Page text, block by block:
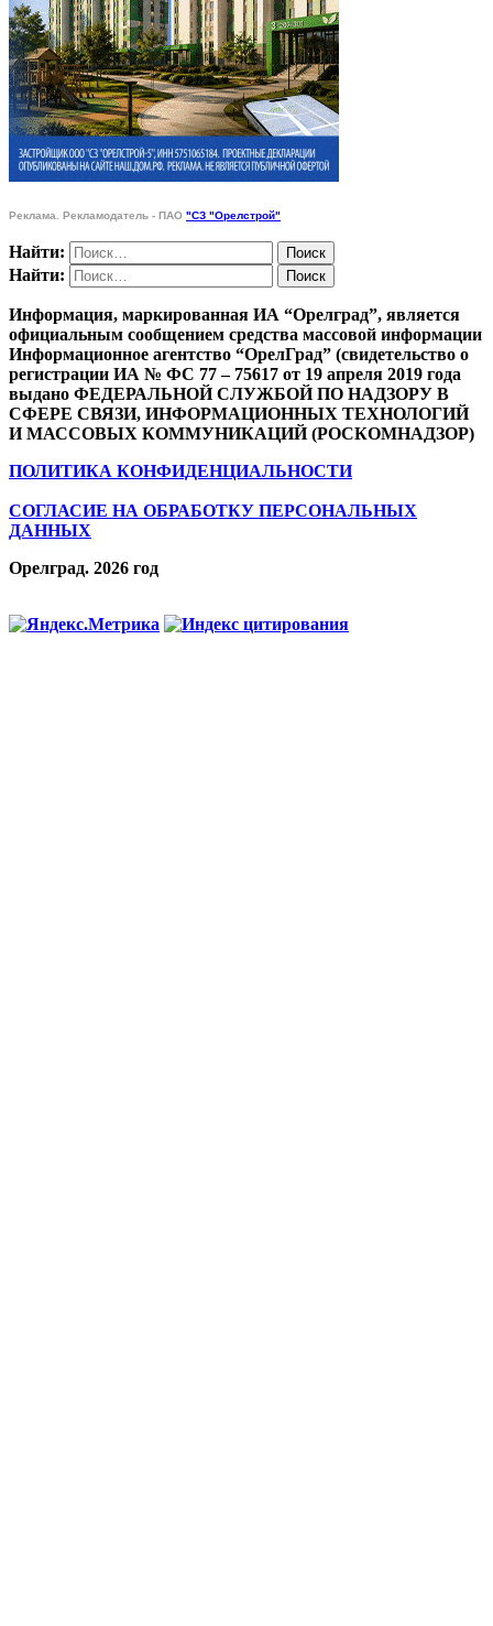
Реклама. Рекламодатель - ПАО "СЗ "Орелстрой"
Найти:
Найти:
Информация, маркированная ИА “Орелград”, является
официальным сообщением средства массовой информации
Информационное агентство “ОрелГрад” (свидетельство о
регистрации ИА № ФС 77 – 75617 от 19 апреля 2019 года
выдано ФЕДЕРАЛЬНОЙ СЛУЖБОЙ ПО НАДЗОРУ В
СФЕРЕ СВЯЗИ, ИНФОРМАЦИОННЫХ ТЕХНОЛОГИЙ
И МАССОВЫХ КОММУНИКАЦИЙ (РОСКОМНАДЗОР)
ПОЛИТИКА КОНФИДЕНЦИАЛЬНОСТИ
СОГЛАСИЕ НА ОБРАБОТКУ ПЕРСОНАЛЬНЫХ
ДАННЫХ
Орелград. 2026 год